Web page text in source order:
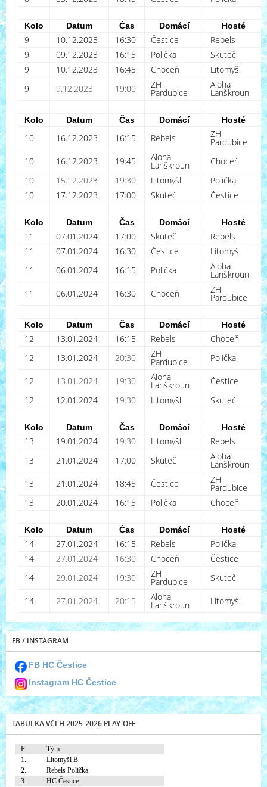
Kolo Datum Čas Domácí Hosté
9 10.12.2023 16:30 Čestice
Rebels
9
09.12.2023 16:15 Polička
Skuteč
9
10.12.2023 16:45 Choceň
Litomyšl
9
9.12.2023 19:00 ZH
Pardubice
Aloha
Lanškroun
Kolo Datum Čas Domácí Hosté
10 16.12.2023 16:15 Rebels ZH
Pardubice
10
16.12.2023 19:45 Aloha
Lanškroun
Choceň
10
15.12.2023 19:30 Litomyšl
Polička
10
17.12.2023 17:00 Skuteč Čestice
Kolo Datum Čas Domácí Hosté
11 07.01.2024 17:00 Skuteč
Rebels
11
07.01.2024 16:30 Čestice
Litomyšl
11
06.01.2024 16:15 Polička Aloha
Lanškroun
11
06.01.2024 16:30 Choceň ZH
Pardubice
Kolo Datum Čas Domácí Hosté
12 13.01.2024 16:15 Rebels
Choceň
12
13.01.2024 20:30 ZH
Pardubice Polička
12 13.01.2024 19:30 Aloha
Lanškroun
Čestice
12
12.01.2024 19:30 Litomyšl Skuteč
Kolo Datum Čas Domácí Hosté
13 19.01.2024 19:30 Litomyšl
Rebels
13
21.01.2024 17:00 Skuteč Aloha
Lanškroun
13
21.01.2024 18:45 Čestice ZH
Pardubice
13
20.01.2024 16:15 Polička Choceň
Kolo Datum Čas Domácí Hosté
14 27.01.2024 16:15 Rebels
Polička
14
27.01.2024 16:30 Choceň
Čestice
14
29.01.2024 19:30 ZH
Pardubice Skuteč
14 27.01.2024 20:15 Aloha
Lanškroun Litomyšl
FB / INSTAGRAM
FB HC Čestice
Instagram HC Čestice
TABULKA VČLH 2025-2026 PLAY-OFF
P
Tým
1.
Litomyšl B
2.
Rebels Polička
3.
HC Čestice